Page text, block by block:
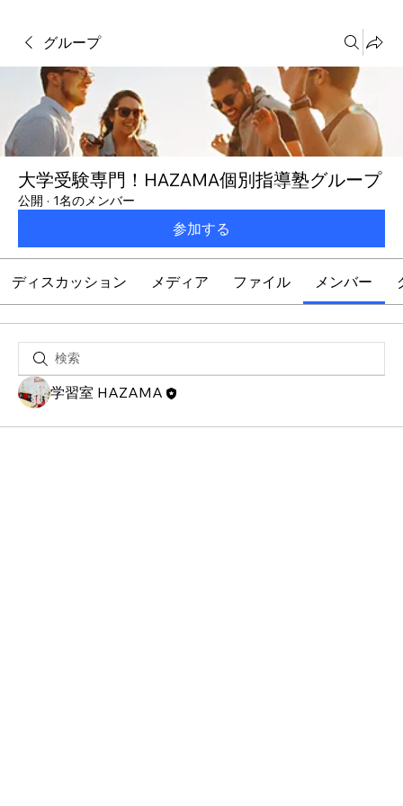
グループ
大学受験専門！HAZAMA個別指導塾グループ
公開 · 1名のメンバー
参加する
ディスカッション メディア ファイル メンバー
学習室 HAZAMA